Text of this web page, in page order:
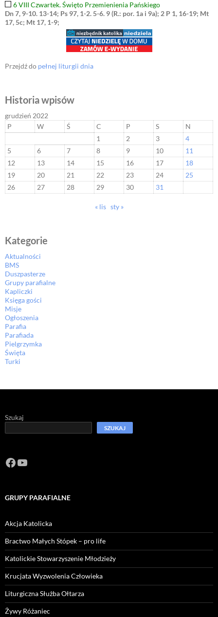
6 VIII Czwartek. Święto Przemienienia Pańskiego
Dn 7, 9-10. 13-14; Ps 97, 1-2. 5-6. 9 (R.: por. 1a i 9a); 2 P 1, 16-19; Mt
17, 5c; Mt 17, 1-9;
Przejdź do pełnej liturgii dnia
Historia wpisów
grudzień 2022
P
W Ś C P S
N
1
2 3
4
5
6 7 8 9 10
11
12
13 14 15 16 17
18
19
20 21 22 23 24
25
26
27 28 29 30 31
« lis sty »
Kategorie
Aktualności
BMS
Duszpasterze
Grupy parafialne
Kapliczki
Księga gości
Misje
Ogłoszenia
Parafia
Parafiada
Pielgrzymka
Święta
Turki
Szukaj
SZUKAJ
Facebook
https://www.youtube.com/channel/
GRUPY PARAFIALNE
Akcja Katolicka
Bractwo Małych Stópek – pro life
Katolickie Stowarzyszenie Młodzieży
Krucjata Wyzwolenia Człowieka
Liturgiczna Służba Ołtarza
Żywy Różaniec